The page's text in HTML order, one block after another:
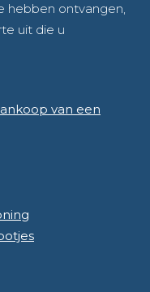
hebben ontvangen,
uit die u
van een